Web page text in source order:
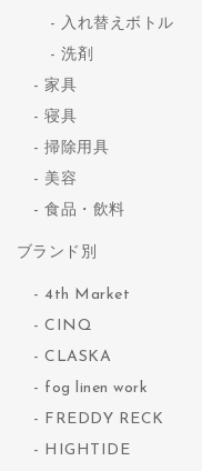
入れ替えボトル
洗剤
家具
寝具
掃除用具
美容
食品・飲料
ブランド別
4th Market
CINQ
CLASKA
fog linen work
FREDDY RECK
HIGHTIDE